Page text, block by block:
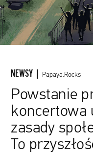
NEWSY | Papaya.Rocks
Powstanie
koncertowa
zasady
To